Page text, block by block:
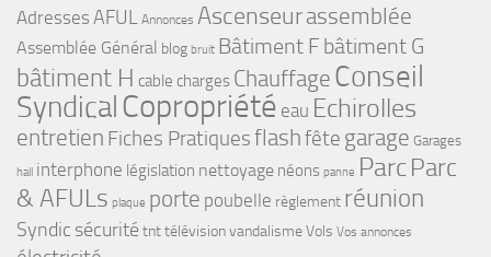
Adresses AFUL Annonces Ascenseurassemblée
Assemblée Général blog bruit Bâtiment F bâtiment G
bâtiment H cable charges Chauffage Conseil
Syndical Copropriété eau Echirolles
entretien Fiches Pratiquesflashfête garage Garages
hall interphone législation nettoyage néons panne ParcParc
& AFULs plaque porte poubelle règlement réunion
Syndic sécurité tnttélévisionvandalismeVols Vos annonces